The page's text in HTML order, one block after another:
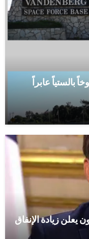
بالستياً عابراً
زيادة الإنفاق